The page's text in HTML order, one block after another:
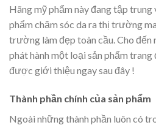
Hãng mỹ phẩm này đang tập trung
phẩm chăm sóc da ra thị trường
trường làm đẹp toàn cầu. Cho đến
phát hành một loại sản phẩm trang
được giới thiệu ngay sau đây !
Thành phần chính của sản phẩm
Ngoài những thành phần luôn có